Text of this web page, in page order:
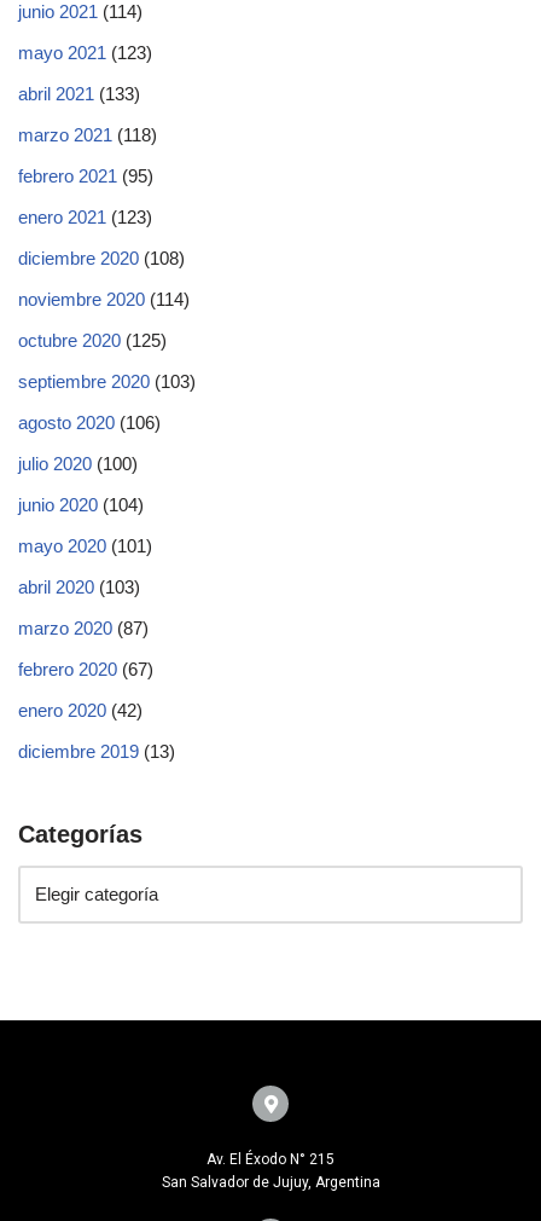
junio 2021 (114)
mayo 2021 (123)
abril 2021 (133)
marzo 2021 (118)
febrero 2021 (95)
enero 2021 (123)
diciembre 2020 (108)
noviembre 2020 (114)
octubre 2020 (125)
septiembre 2020 (103)
agosto 2020 (106)
julio 2020 (100)
junio 2020 (104)
mayo 2020 (101)
abril 2020 (103)
marzo 2020 (87)
febrero 2020 (67)
enero 2020 (42)
diciembre 2019 (13)
Categorías
Av. El Éxodo N° 215
San Salvador de Jujuy, Argentina